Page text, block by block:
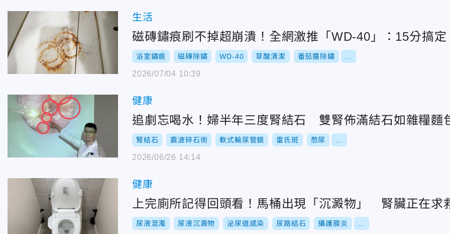
生活
磁磚鏽痕刷不掉超崩潰！全網激推「WD-40」：15分搞定
浴室鏽痕 磁磚除鏽 WD-40 草酸清潔 番茄醬除鏽
2026/07/04 10:39
健康
追劇忘喝水！婦半年三度腎結石 雙腎佈滿結石如雜糧麵
腎結石 震波碎石術 軟式輸尿管鏡 雷氏斑 憋尿
2026/06/26 14:14
健康
上完廁所記得回頭看！馬桶出現「沉澱物」 腎臟正在求
尿液混濁 尿液沉澱物 泌尿道感染 尿路結石 攝護腺炎